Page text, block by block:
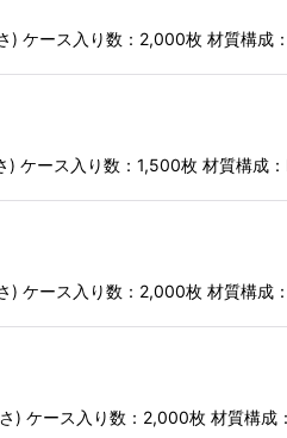
ケース入り数：2,000枚 材質構成
ケース入り数：1,500枚 材質構成
ケース入り数：2,000枚 材質構成
) ケース入り数：2,000枚 材質構成